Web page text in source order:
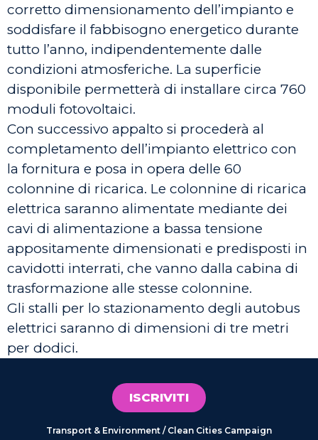
corretto dimensionamento dell’impianto e
soddisfare il fabbisogno energetico durante
tutto l’anno, indipendentemente dalle
condizioni atmosferiche. La superficie
disponibile permetterà di installare circa 760
moduli fotovoltaici.
Con successivo appalto si procederà al
completamento dell’impianto elettrico con
la fornitura e posa in opera delle 60
colonnine di ricarica. Le colonnine di ricarica
elettrica saranno alimentate mediante dei
cavi di alimentazione a bassa tensione
appositamente dimensionati e predisposti in
cavidotti interrati, che vanno dalla cabina di
trasformazione alle stesse colonnine.
Gli stalli per lo stazionamento degli autobus
elettrici saranno di dimensioni di tre metri
per dodici.
ISCRIVITI
Transport & Environment / Clean Cities Campaign